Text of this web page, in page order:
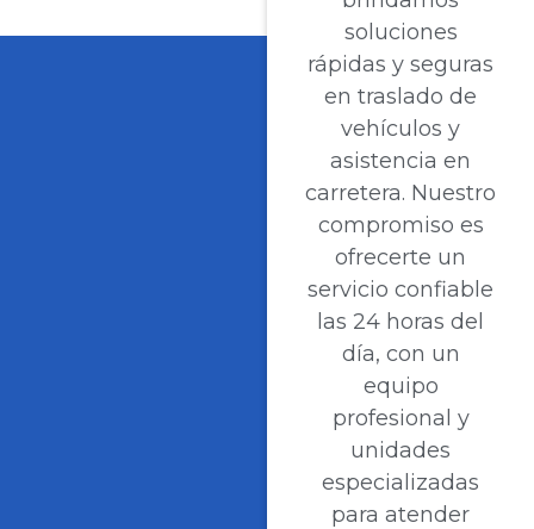
soluciones
rápidas y seguras
en traslado de
vehículos y
asistencia en
carretera. Nuestro
compromiso es
ofrecerte un
servicio confiable
las 24 horas del
día, con un
equipo
profesional y
unidades
especializadas
para atender